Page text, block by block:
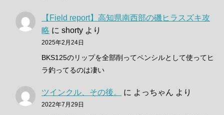
【Field report】高知県南西部の磯ヒラスズキ攻
略 に shorty より
2025年2月24日
BKS125のリップを全部削ってペンシルとして使ってヒ
ラ釣ってるのは凄い
ツインクル、その後。 に よっちゃん より
2022年7月29日